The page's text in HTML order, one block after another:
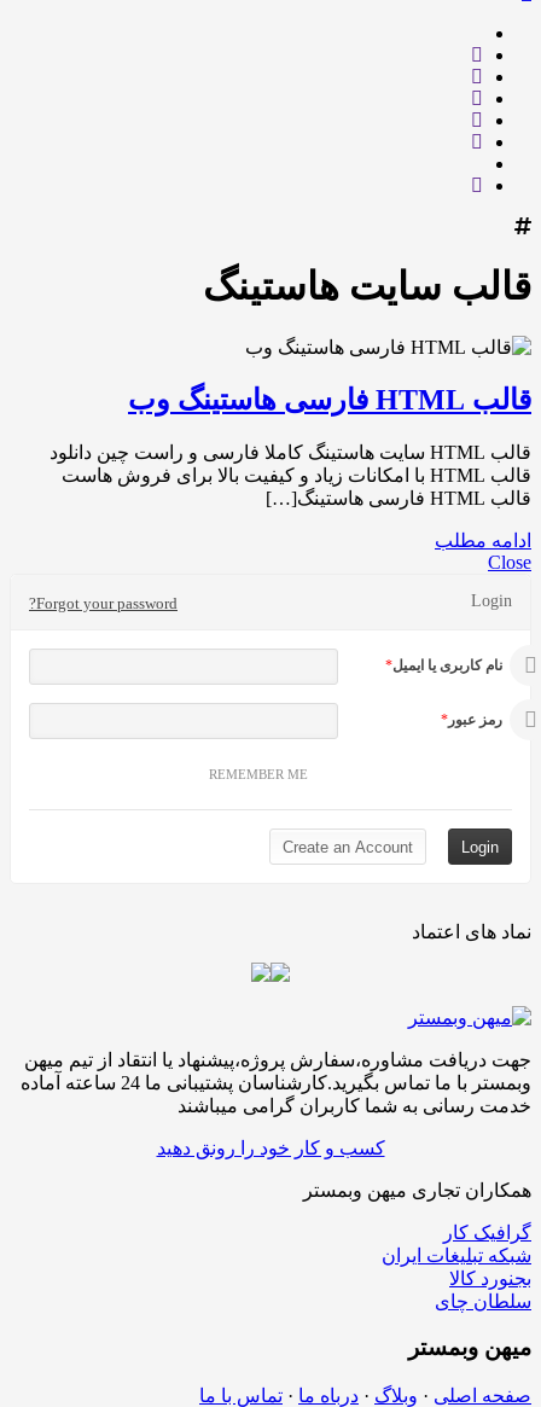
قالب سایت هاستینگ
قالب HTML فارسی هاستینگ وب
قالب HTML سایت هاستینگ کاملا فارسی و راست چین دانلود
قالب HTML با امکانات زیاد و کیفیت بالا برای فروش هاست
قالب HTML فارسی هاستینگ[…]
ادامه مطلب
Close
Login
Forgot your password?
نام کاربری یا ایمیل*
رمز عبور *
REMEMBER ME
نماد های اعتماد
جهت دریافت مشاوره،سفارش پروژه،پیشنهاد یا انتقاد از تیم میهن
وبمستر با ما تماس بگیرید.کارشناسان پشتیبانی ما 24 ساعته آماده
خدمت رسانی به شما کاربران گرامی میباشند
کسب و کار خود را رونق دهید
همکاران تجاری میهن وبمستر
گرافیک کار
شبکه تبلیغات ایران
بجنورد کالا
سلطان چای
میهن وبمستر
صفحه اصلی · وبلاگ · درباه ما · تماس با ما